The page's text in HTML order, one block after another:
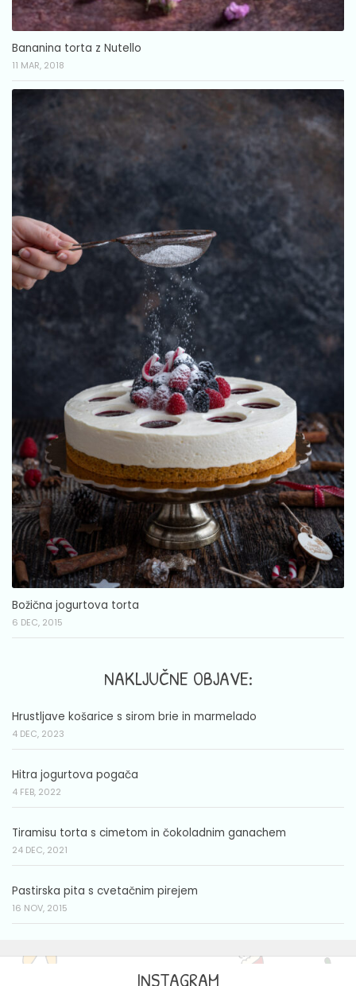
Bananina torta z Nutello
11 MAR, 2018
Božična jogurtova torta
6 DEC, 2015
NAKLJUČNE OBJAVE:
Hrustljave košarice s sirom brie in marmelado
4 DEC, 2023
Hitra jogurtova pogača
4 FEB, 2022
Tiramisu torta s cimetom in čokoladnim ganachem
24 DEC, 2021
Pastirska pita s cvetačnim pirejem
16 NOV, 2015
INSTAGRAM